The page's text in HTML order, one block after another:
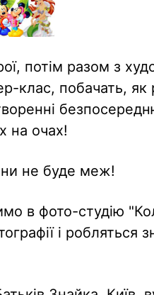
потім разом з
клас, побачать, як
на очах!
не буде меж!
в фото-студію
і робляться